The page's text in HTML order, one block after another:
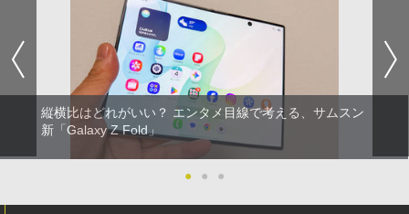
縦横比はどれがいい？ エンタメ目線で考える、サムスン
新「Galaxy Z Fold」
● ● ●